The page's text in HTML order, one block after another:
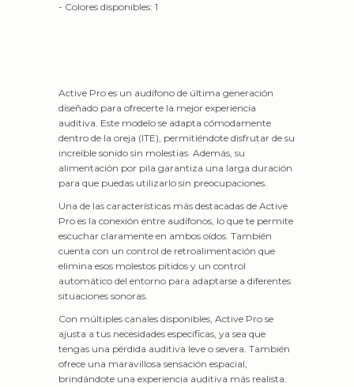
- Colores disponibles: 1
Active Pro es un audífono de última generación
diseñado para ofrecerte la mejor experiencia
auditiva. Este modelo se adapta cómodamente
dentro de la oreja (ITE), permitiéndote disfrutar de su
increíble sonido sin molestias. Además, su
alimentación por pila garantiza una larga duración
para que puedas utilizarlo sin preocupaciones.
Una de las características más destacadas de Active
Pro es la conexión entre audífonos, lo que te permite
escuchar claramente en ambos oídos. También
cuenta con un control de retroalimentación que
elimina esos molestos pitidos y un control
automático del entorno para adaptarse a diferentes
situaciones sonoras.
Con múltiples canales disponibles, Active Pro se
ajusta a tus necesidades específicas, ya sea que
tengas una pérdida auditiva leve o severa. También
ofrece una maravillosa sensación espacial,
brindándote una experiencia auditiva más realista.